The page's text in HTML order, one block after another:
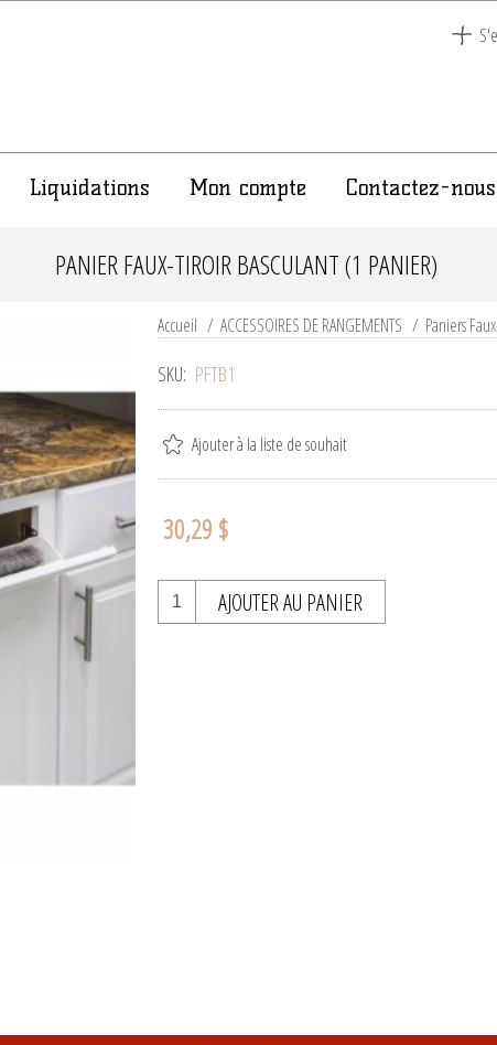
Liquidations Mon compte Contactez-nous
PANIER FAUX-TIROIR BASCULANT (1 PANIER)
Accueil / ACCESSOIRES DE RANGEMENTS / Paniers
SKU: PFTB1
Ajouter à la liste de souhait
30,29 $
AJOUTER AU PANIER